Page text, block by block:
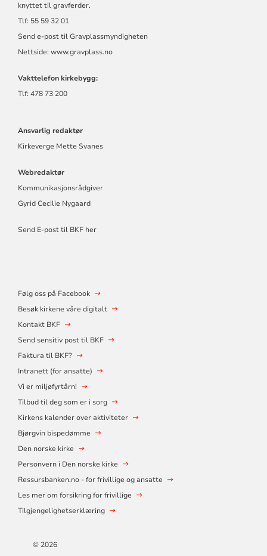
knyttet til gravferder.
Tlf: 55 59 32 01
Send e-post til Gravplassmyndigheten
Nettside: www.gravplass.no
Vakttelefon kirkebygg:
Tlf: 478 73 200
Ansvarlig redaktør
Kirkeverge Mette Svanes
Webredaktør
Kommunikasjonsrådgiver
Gyrid Cecilie Nygaard
Send E-post til BKF her
Følg oss på Facebook
Besøk kirkene våre digitalt
Kontakt BKF
Send sensitiv post til BKF
Faktura til BKF?
Intranett (for ansatte)
Vi er miljøfyrtårn!
Tilbud til deg som er i sorg
Kirkens kalender over aktiviteter
Bjørgvin bispedømme
Den norske kirke
Personvern i Den norske kirke
Ressursbanken.no - for frivillige og ansatte
Les mer om forsikring for frivillige
Tilgjengelighetserklæring
© 2026